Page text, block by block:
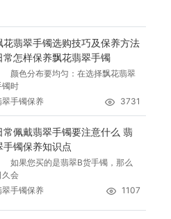
花翡翠手镯选购技巧及保养方法
常怎样保养飘花翡翠手镯
色分布要均匀：在选择飘花翡翠
镯时
翠手镯保养
3731
常佩戴翡翠手镯要注意什么 翡
手镯保养知识点
果您买的是翡翠B货手镯，那么
久会
翠手镯保养
1107